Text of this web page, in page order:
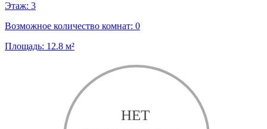
Этаж: 3
Возможное количество комнат: 0
Площадь: 12.8 м²